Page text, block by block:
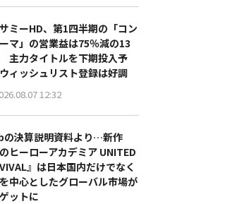
ミーHD、第1四半期の「コン
マ」の営業益は75％減の13
主力タイトルを下期投入予
ィッシュリスト登録は好調
12:32
の決算説明資料より…新作
のヒーローアカデミア UNITED
』は日本国内だけでなく
中心としたグローバル市場が
ットに